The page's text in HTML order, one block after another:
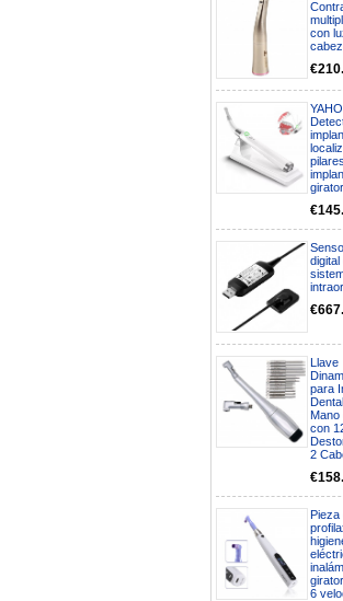
con
digital
Llave
para
Mano
con
2
Pieza
6
Boa noite gostaria
seria possível
Portugal e quanto
máximo demoraria
av Francisco Sá
5430-423 Valpacos
produto - Motor
inalámbrico IPR
ortodoncia y pulido
Rita
29/07/2026